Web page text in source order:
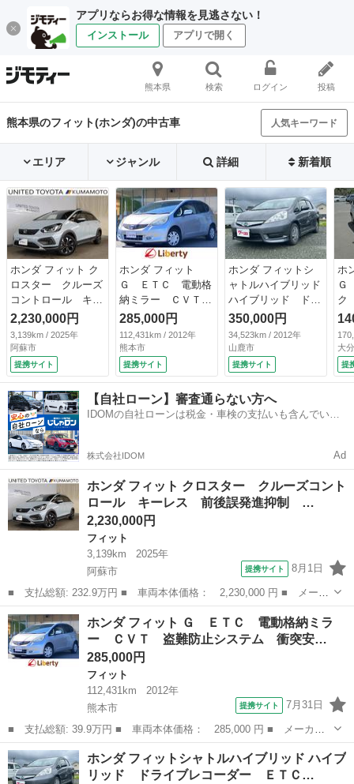
アプリならお得な情報を見逃さない！
インストール アプリで開く
熊本県 検索 ログイン 投稿
熊本県のフィット(ホンダ)の中古車 人気キーワード
エリア ジャンル 詳細 新着順
ホンダ フィット ク
ロスター クルーズ
コントロール キー
レス 前後誤発進抑
制 アルミ ドラレ
コ 盗難防止システ
ム メモリナビ ワ
ンオーナー車 オー
トエアコン ＥＴ
Ｃ サイドエアバッ
グ Ｒカメラ スマ
ートキー ＶＳＡ
ＡＢＳ （検10.11）
2,230,000円
3,139km / 2025年
阿蘇市
提携サイト
ホンダ フィット
Ｇ ＥＴＣ 電動格
納ミラー ＣＶＴ
盗難防止システム
衝突安全ボディ Ａ
ＢＳ ＣＤ ミュー
ジックプレイヤー接
続可 エアコン パ
ワーステアリング
パワーウィンドウ
（検9.1）
285,000円
112,431km / 2012年
熊本市
提携サイト
ホンダ フィットシ
ャトルハイブリッド
ハイブリッド ドラ
イブレコーダー Ｅ
ＴＣ バックカメ
ラ ナビ ＴＶ オ
ートクルーズコント
ロール キーレスエ
ントリー 電動格納
ミラー ＣＶＴ 盗
難防止システム 衝
9.2）
350,000円
34,523km / 2012年
山鹿市
提携サイト
ホ
Ｇ
ク
ー
ィ
ム
ウ
ン
ト
大
提
【自社ローン】審査通らない方へ
IDOMの自社ローンは税金・車検の支払いも含んでいる
株式会社IDOM Ad
ホンダ フィット クロスター クルーズコント
ロール キーレス 前後誤発進抑制 …
2,230,000円
フィット
3,139km
2025年
阿蘇市
提携サイト 8月1日
■ 支払総額: 232.9万円 ■ 車両本体価格： 2,230,000 円 ■ メーカ
ー名： ホンダ ■ 車種名： フィット ■ グレード名： クロスタ
ー クルーズコントロール キーレス 前後誤発進抑制 アルミ ド
ラレコ ...
熊本 阿蘇市 フィット
ホンダ フィット Ｇ ＥＴＣ 電動格納ミラ
ー ＣＶＴ 盗難防止システム 衝突安…
285,000円
フィット
112,431km
2012年
熊本市
提携サイト 7月31日
■ 支払総額: 39.9万円 ■ 車両本体価格： 285,000 円 ■ メーカー
名： ホンダ ■ 車種名： フィット ■ グレード名： Ｇ ＥＴ
Ｃ 電動格納ミラー ＣＶＴ 盗難防止システム 衝突安全ボディ
ＡＢＳ ＣＤ ...
熊本 熊本市 フィット
ホンダ フィットシャトルハイブリッド ハイブ
リッド ドライブレコーダー ＥＴＣ…